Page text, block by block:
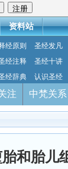
资料站
经原则 圣经发凡
经注释 圣经十讲
经辞典 认识圣经
注 中梵关系
和胎儿